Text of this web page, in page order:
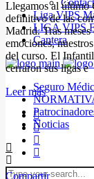
Liga VIPS
LIGA VIPS
Cantera
Seguro
Noticias
Llegamos al último
definitivo de las
Madrid. Tras
emociones,
del curso. El
cerraron sus ligas e
Leer más
Compartir